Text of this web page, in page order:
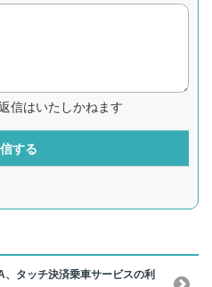
信はいたしかねます
する
タッチ決済乗車サービスの利